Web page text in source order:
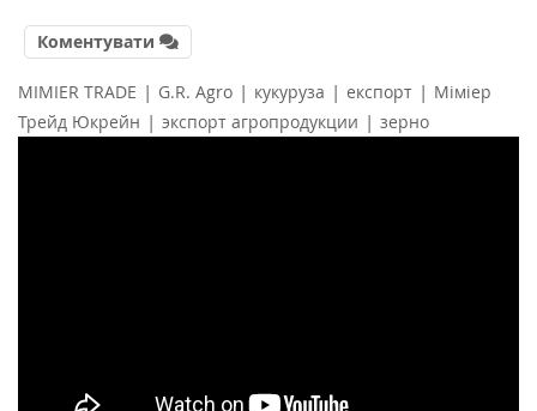
Коментувати
MIMIER TRADE | G.R. Agro | кукуруза | експорт | Міміер
Трейд Юкрейн | экспорт агропродукции | зерно